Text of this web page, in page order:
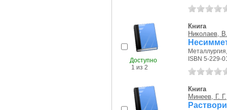
Доступно
1 из 2
Книга
Николаев,
ISBN 5-229-
Книга
Минеев, Г. Г.